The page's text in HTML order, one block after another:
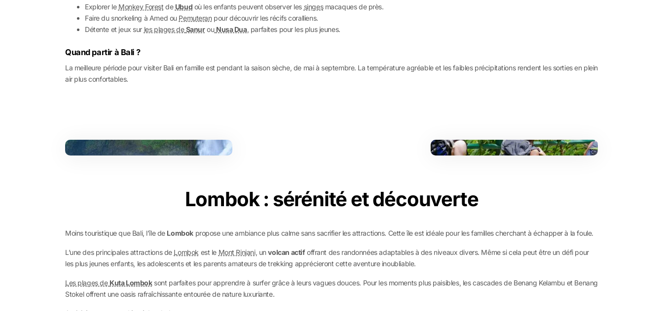
Explorer le Monkey Forest de Ubud où les enfants peuvent observer les singesmacaques de près.
Faire du snorkeling à Amed ou Pemuteranpour découvrir les récifs coralliens.
Détente et jeux sur les plages deSanurou Nusa Dua, parfaites pour les plus jeunes.
Quand partir à Bali ?
La meilleure période pour visiter Bali en famille est pendant la saison sèche, de mai à septembre. La température agréable et les faibles précipitations rendent les sorties en plein
air plus confortables.
Lombok : sérénité et découverte
Moins touristique que Bali, l’île de Lombokpropose une ambiance plus calme sans sacrifier les attractions. Cette île est idéale pour les familles cherchant à échapper à la foule.
L’une des principales attractions de Lombok est le Mont Rinjani, unvolcan actifoffrant des randonnées adaptables à des niveaux divers. Même si cela peut être un défi pour
les plus jeunes enfants, les adolescents et les parents amateurs de trekking apprécieront cette aventure inoubliable.
Les plages de Kuta Lomboksont parfaites pour apprendre à surfer grâce à leurs vagues douces. Pour les moments plus paisibles, les cascades de Benang Kelambu et Benang
Stokel offrent une oasis rafraîchissante entourée de nature luxuriante.